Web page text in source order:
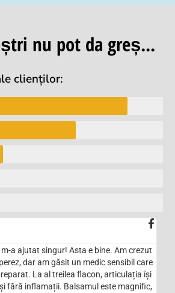
nu pot da greș...
clienților:
a ajutat singur! Asta e bine. Am crezut
dar am găsit un medic sensibil care
La al treilea flacon, articulația își
fără inflamații. Balsamul este magnific,